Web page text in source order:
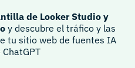
de Looker Studio y
y descubre el tráfico y las
tu sitio web de fuentes IA